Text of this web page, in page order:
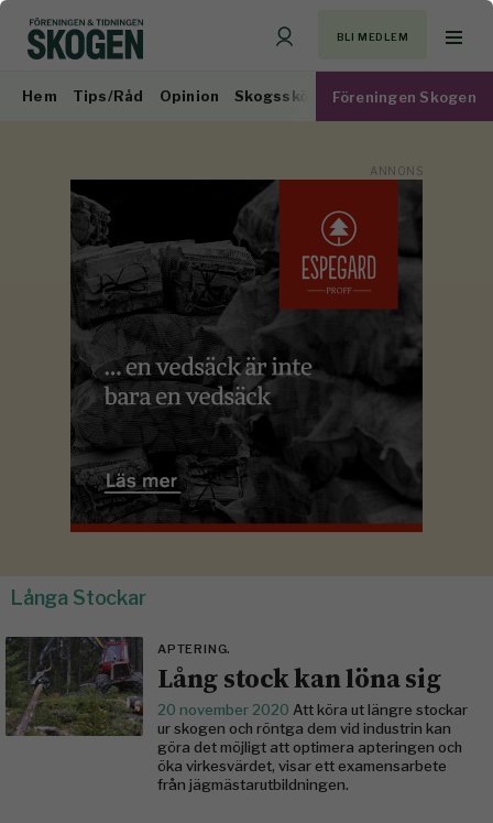
BLI MEDLEM
Hem Tips/Råd Opinion Skogsskötsel Virkesmarknad
Föreningen Skogen
Långa Stockar
APTERING.
Lång stock kan löna sig
20 november 2020 Att köra ut längre stockar
ur skogen och röntga dem vid industrin kan
göra det möjligt att optimera apteringen och
öka virkesvärdet, visar ett examensarbete
från jägmästarutbildningen.